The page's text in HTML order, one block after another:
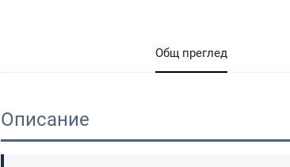
Общ преглед
Описание